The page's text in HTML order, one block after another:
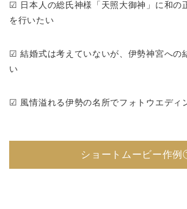
☑ 日本人の総氏神様「天照大御神」に和の
を行いたい
☑ 結婚式は考えていないが、伊勢神宮への
い
☑ 風情溢れる伊勢の名所でフォトウエディ
ショートムービー作